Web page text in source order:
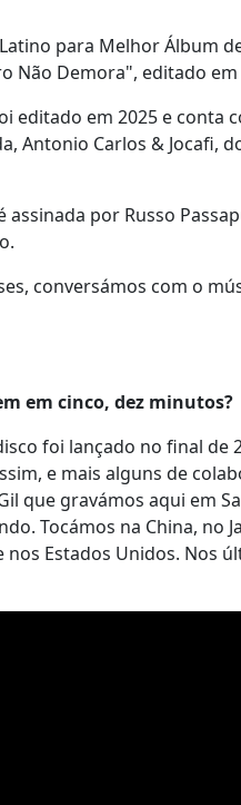
para Melhor Álbum
Não Demora", editado em
editado em 2025 e conta
Antonio Carlos & Jocafi,
por Russo
conversámos com o
em cinco, dez minutos?
foi lançado no final de
e mais alguns de
que gravámos aqui em
Tocámos na China, no
Estados Unidos. Nos